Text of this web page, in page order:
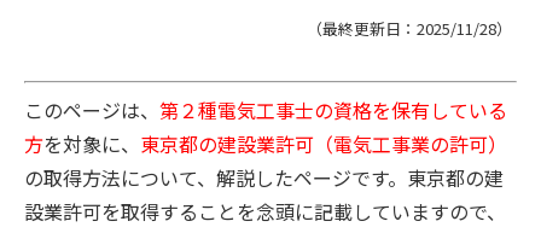
（最終更新日： 2025/11/28）
このページは、 第２種電気工事士の資格を保有している
方を対象に、 東京都の建設業許可（電気工事業の許可）
の取得方法について、解説したページです。東京都の建
設業許可を取得することを念頭に記載していますので、